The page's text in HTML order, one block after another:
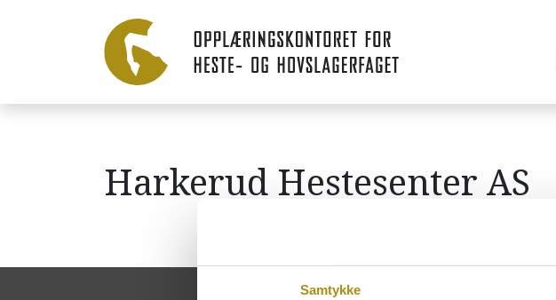
Samtykke
Harkerud Hestesenter AS